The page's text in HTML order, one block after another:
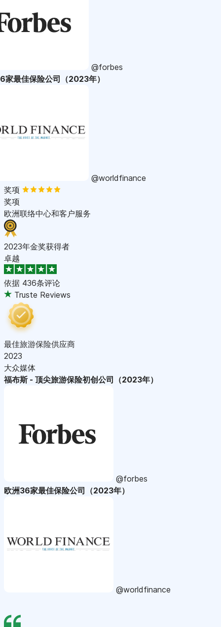
@forbes
家最佳保险公司（2023年）
@worldfinance
奖项
奖项
欧洲联络中心和客户服务
2023年金奖获得者
卓越
依据 436条评论
Truste Reviews
最佳旅游保险供应商
2023
大众媒体
福布斯 - 顶尖旅游保险初创公司（2023年）
@forbes
欧洲36家最佳保险公司（2023年）
@worldfinance